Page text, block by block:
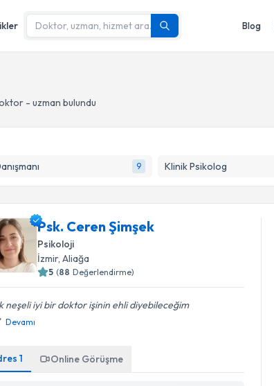
Blog
- uzman bulundu
9 Klinik Psikolog
Psk. Ceren Şimşek
Psikoloji
İzmir, Aliağa
5 (88 Değerlendirme)
neşeli iyi bir doktor işinin ehli diyebileceğim
Devamı
1 Online Görüşme